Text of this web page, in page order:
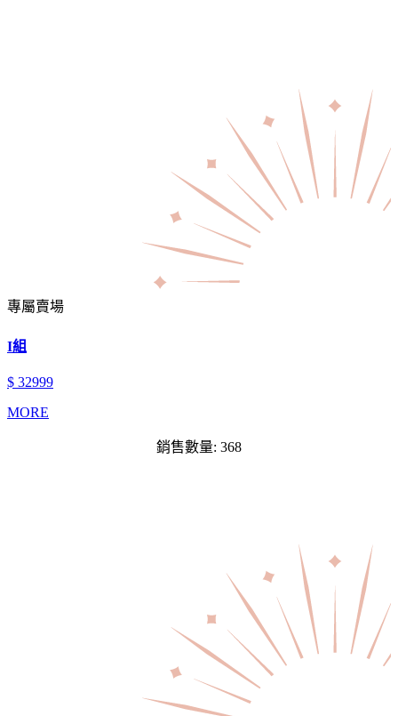
專屬賣場
I組
$ 32999
MORE
銷售數量: 368